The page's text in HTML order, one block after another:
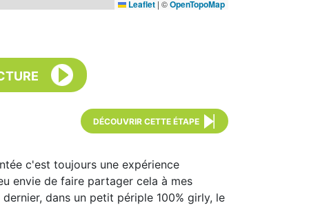
Leaflet | ©OpenTopoMap
DÉCOUVRIR CETTE ÉTAPE
c'est toujours une expérience
envie de faire partager cela à mes
dans un petit périple 100% girly, le